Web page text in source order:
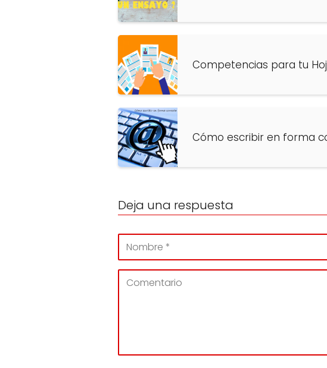
Competencias para tu
Cómo escribir en forma
Deja una respuesta